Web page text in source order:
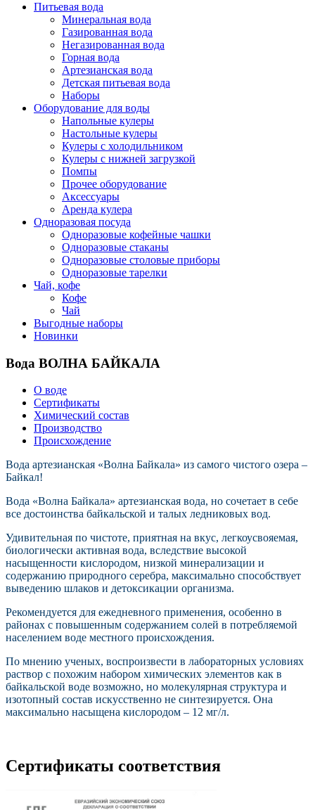
Питьевая вода
Минеральная вода
Газированная вода
Негазированная вода
Горная вода
Артезианская вода
Детская питьевая вода
Наборы
Оборудование для воды
Напольные кулеры
Настольные кулеры
Кулеры с холодильником
Кулеры с нижней загрузкой
Помпы
Прочее оборудование
Аксессуары
Аренда кулера
Одноразовая посуда
Одноразовые кофейные чашки
Одноразовые стаканы
Одноразовые столовые приборы
Одноразовые тарелки
Чай, кофе
Кофе
Чай
Выгодные наборы
Новинки
Вода ВОЛНА БАЙКАЛА
О воде
Сертификаты
Химический состав
Производство
Происхождение
Вода артезианская «Волна Байкала» из самого чистого озера –
Байкал!
Вода «Волна Байкала» артезианская вода, но сочетает в себе
все достоинства байкальской и талых ледниковых вод.
Удивительная по чистоте, приятная на вкус, легкоусвояемая,
биологически активная вода, вследствие высокой
насыщенности кислородом, низкой минерализации и
содержанию природного серебра, максимально способствует
выведению шлаков и детоксикации организма.
Рекомендуется для ежедневного применения, особенно в
районах с повышенным содержанием солей в потребляемой
населением воде местного происхождения.
По мнению ученых, воспроизвести в лабораторных условиях
раствор с похожим набором химических элементов как в
байкальской воде возможно, но молекулярная структура и
изотопный состав искусственно не синтезируется. Она
максимально насыщена кислородом – 12 мг/л.
Сертификаты соответствия